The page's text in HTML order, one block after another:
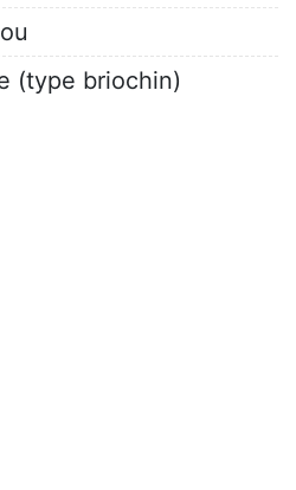
(type briochin)